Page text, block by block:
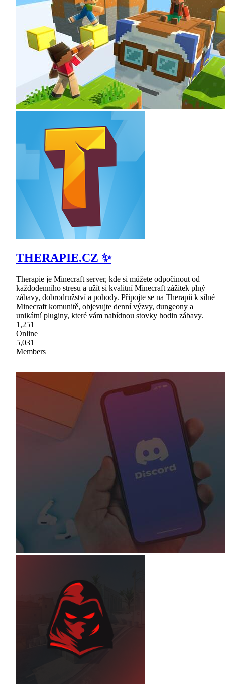
THERAPIE.CZ ✨
Therapie je Minecraft server, kde si můžete odpočinout od
každodenního stresu a užít si kvalitní Minecraft zážitek plný
zábavy, dobrodružství a pohody. Připojte se na Therapii k silné
Minecraft komunitě, objevujte denní výzvy, dungeony a
unikátní pluginy, které vám nabídnou stovky hodin zábavy.
1,251
Online
5,031
Members